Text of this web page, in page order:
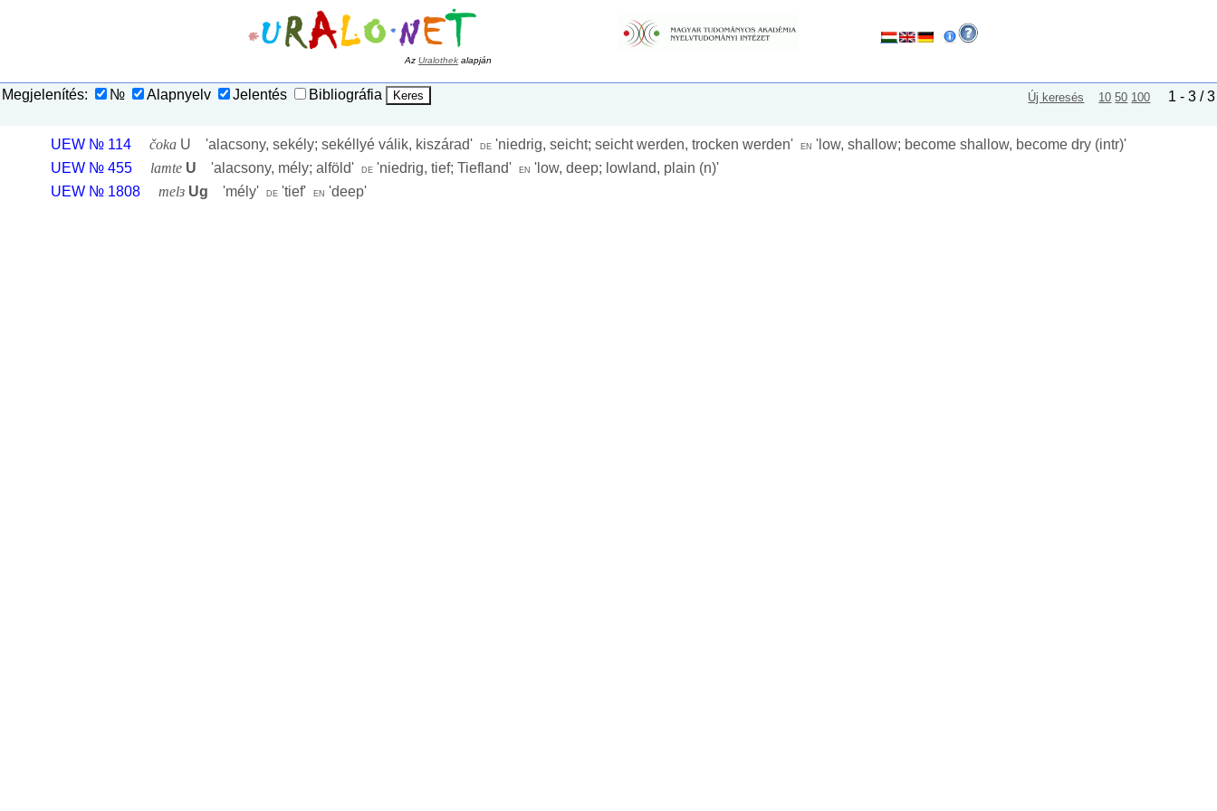
Az Uralothek alapján
Megjelenítés: № Alapnyelv Jelentés Bibliográfia Új keresés 10 50 100 1 - 3 / 3
UEW № 114 čoka U 'alacsony, sekély; sekéllyé válik, kiszárad' de 'niedrig, seicht; seicht werden, trocken werden' en ' low, shallow; become shallow, become dry (intr)'
UEW № 455
lamte U 'alacsony, mély; alföld' de 'niedrig, tief; Tiefland' en ' low, deep; lowland, plain (n)'
UEW № 1808
melɜ Ug 'mély' de 'tief' en 'deep'